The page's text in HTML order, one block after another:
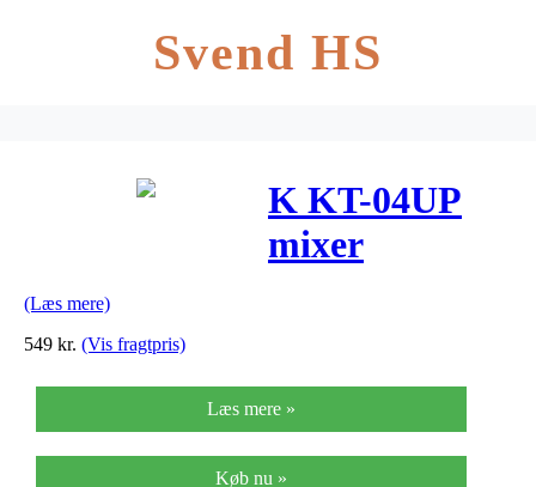
Svend HS
K KT-04UP
mixer
(Læs mere)
549 kr. (Vis fragtpris)
Læs mere »
Køb nu »